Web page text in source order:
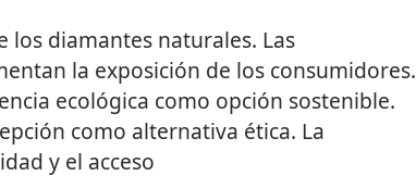
los diamantes naturales. Las
la exposición de los consumidores.
ecológica como opción sostenible.
como alternativa ética. La
y el acceso